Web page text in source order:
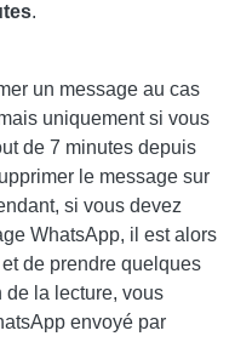
.
un message au cas
uniquement si vous
de 7 minutes depuis
le message sur
si vous devez
WhatsApp, il est alors
de prendre quelques
de la lecture, vous
envoyé par